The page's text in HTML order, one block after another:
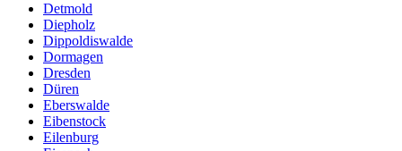
Detmold
Diepholz
Dippoldiswalde
Dormagen
Dresden
Düren
Eberswalde
Eibenstock
Eilenburg